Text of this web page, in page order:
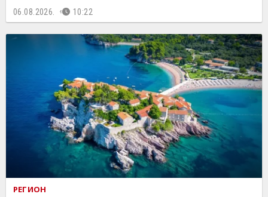
06.08.2026. 10:22
РЕГИОН